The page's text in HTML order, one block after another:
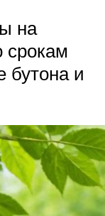
на
срокам
бутона и